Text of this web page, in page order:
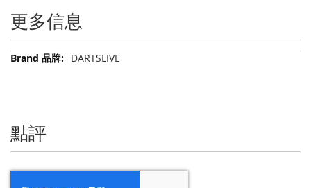
更多信息
更
DARTSLIVE
點評